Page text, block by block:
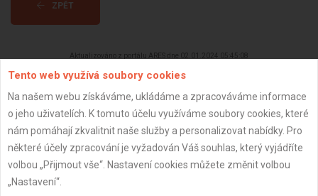
ZPĚT
Aktualizováno z portálu ARES dne 02.01.2024 05:45:08
Důležité informace
Naše firmy a řemeslníci
Tento web využívá soubory cookies
Na našem webu získáváme, ukládáme a zpracováváme informace
o jeho uživatelích. K tomuto účelu využíváme soubory cookies, které
nám pomáhají zkvalitnit naše služby a personalizovat nabídky. Pro
některé účely zpracování je vyžadován Váš souhlas, který vyjádříte
volbou „Přijmout vše“. Nastavení cookies můžete změnit volbou
„Nastavení“.